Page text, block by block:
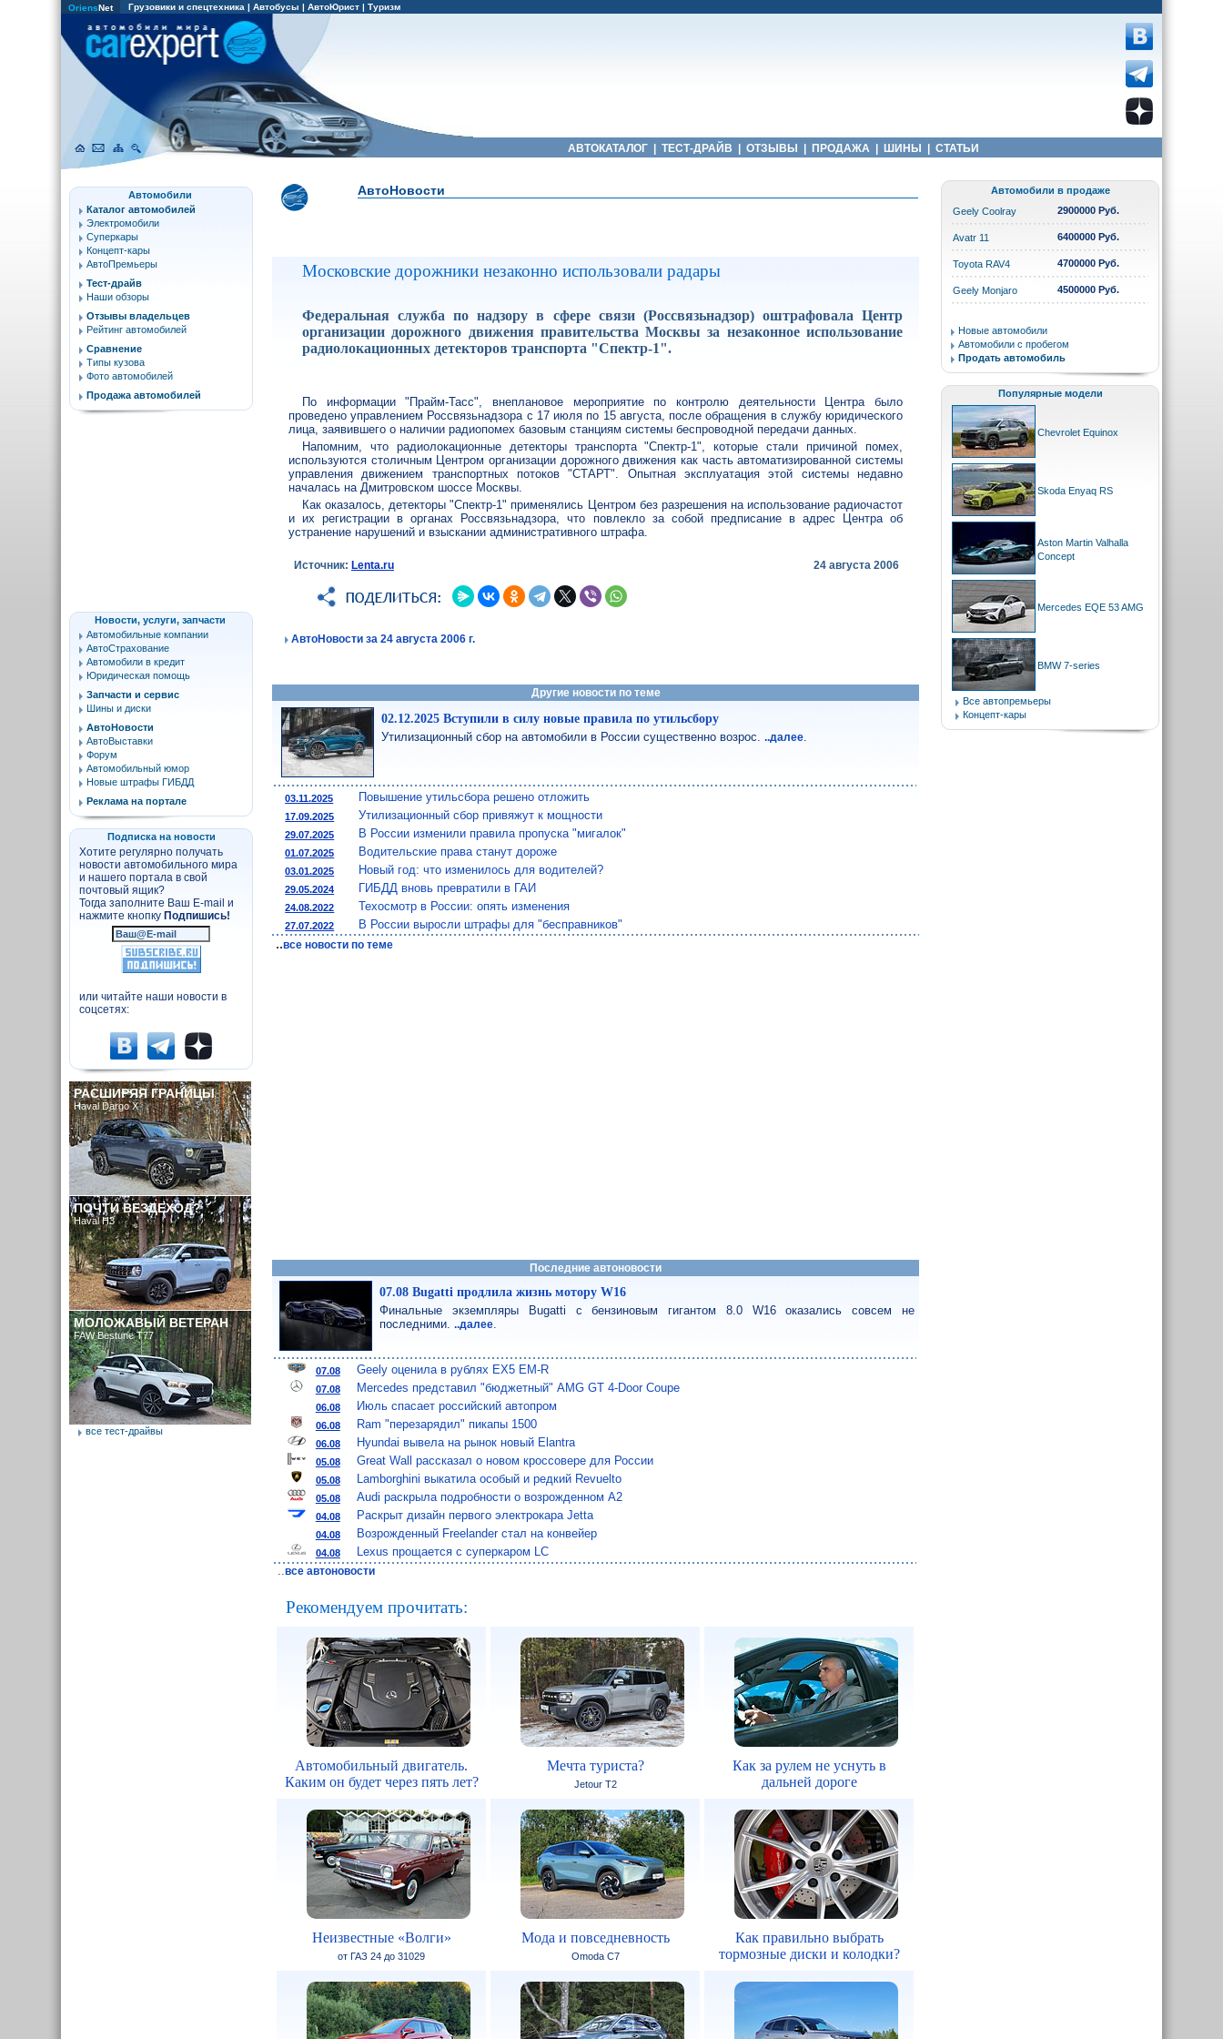
OriensNet Грузовики и спецтехника | Автобусы | АвтоЮрист | Туризм
АВТОКАТАЛОГ ТЕСТ-ДРАЙВ ОТЗЫВЫ ПРОДАЖА ШИНЫ СТАТЬИ
АвтоНовости
Московские дорожники незаконно использовали радары
Федеральная служба по надзору в сфере связи (Россвязьнадзор) оштрафовала Центр
организации дорожного движения правительства Москвы за незаконное использование
радиолокационных детекторов транспорта "Спектр-1".
По информации "Прайм-Тасс", внеплановое мероприятие по контролю деятельности Центра было
проведено управлением Россвязьнадзора с 17 июля по 15 августа, после обращения в службу юридического
лица, заявившего о наличии радиопомех базовым станциям системы беспроводной передачи данных.
Напомним, что радиолокационные детекторы транспорта "Спектр-1", которые стали причиной помех,
используются столичным Центром организации дорожного движения как часть автоматизированной системы
управления движением транспортных потоков "СТАРТ". Опытная эксплуатация этой системы недавно
началась на Дмитровском шоссе Москвы.
Как оказалось, детекторы "Спектр-1" применялись Центром без разрешения на использование радиочастот
и их регистрации в органах Россвязьнадзора, что повлекло за собой предписание в адрес Центра об
устранение нарушений и взыскании административного штрафа.
Источник:Lenta.ru 24 августа 2006
АвтоНовости за 24 августа 2006 г.
Другие новости по теме
02.12.2025 Вступили в силу новые правила по утильсбору
Утилизационный сбор на автомобили в России существенно возрос...далее
03.11.2025 Повышение утильсбора решено отложить
17.09.2025 Утилизационный сбор привяжут к мощности
29.07.2025 В России изменили правила пропуска "мигалок"
01.07.2025 Водительские права станут дороже
03.01.2025 Новый год: что изменилось для водителей?
29.05.2024 ГИБДД вновь превратили в ГАИ
24.08.2022 Техосмотр в России: опять изменения
27.07.2022 В России выросли штрафы для "бесправников"
..все новости по теме
Последние автоновости
07.08 Bugatti продлила жизнь мотору W16
Финальные экземпляры Bugatti с бензиновым гигантом 8.0 W16 оказались совсем не
последними...далее
07.08 Geely оценила в рублях EX5 EM-R
07.08 Mercedes представил "бюджетный" AMG GT 4-Door Coupe
06.08 Июль спасает российский автопром
06.08 Ram "перезарядил" пикапы 1500
06.08 Hyundai вывела на рынок новый Elantra
05.08 Great Wall рассказал о новом кроссовере для России
05.08 Lamborghini выкатила особый и редкий Revuelto
05.08 Audi раскрыла подробности о возрожденном A2
04.08 Раскрыт дизайн первого электрокара Jetta
04.08 Возрожденный Freelander стал на конвейер
04.08
Lexus прощается с суперкаром LC
..все автоновости
Рекомендуем прочитать:
Автомобильный двигатель.
Каким он будет через пять лет?
Мечта туриста?
Jetour T2
Как за рулем не уснуть в
дальней дороге
Неизвестные «Волги»
от ГАЗ 24 до 31029
Мода и повседневность
Omoda C7
Как правильно выбрать
тормозные диски и колодки?
Автомобили
Каталог автомобилей
Электромобили
Суперкары
Концепт-кары
АвтоПремьеры
Тест-драйв
Наши обзоры
Отзывы владельцев
Рейтинг автомобилей
Сравнение
Типы кузова
Фото автомобилей
Продажа автомобилей
Новости, услуги, запчасти
Автомобильные компании
АвтоСтрахование
Автомобили в кредит
Юридическая помощь
Запчасти и сервис
Шины и диски
АвтоНовости
АвтоВыставки
Форум
Автомобильный юмор
Новые штрафы ГИБДД
Реклама на портале
Подписка на новости
Хотите регулярно получать
новости автомобильного мира
и нашего портала в свой
почтовый ящик?
Тогда заполните Ваш E-mail и
нажмите кнопку Подпишись!
или читайте наши новости в
соцсетях:
РАСШИРЯЯ ГРАНИЦЫ
Haval Dargo X
ПОЧТИ ВЕЗДЕХОД?
Haval H3
МОЛОЖАВЫЙ ВЕТЕРАН
FAW Bestune T77
все тест-драйвы
Автомобили в продаже
Geely Coolray
2900000 Руб.
Avatr 11 6400000 Руб.
Toyota RAV4 4700000 Руб.
Geely Monjaro 4500000 Руб.
Новые автомобили
Автомобили с пробегом
Продать автомобиль
Популярные модели
Chevrolet Equinox
Skoda Enyaq RS
Aston Martin Valhalla
Concept
Mercedes EQE 53 AMG
BMW 7-series
Все автопремьеры
Концепт-кары